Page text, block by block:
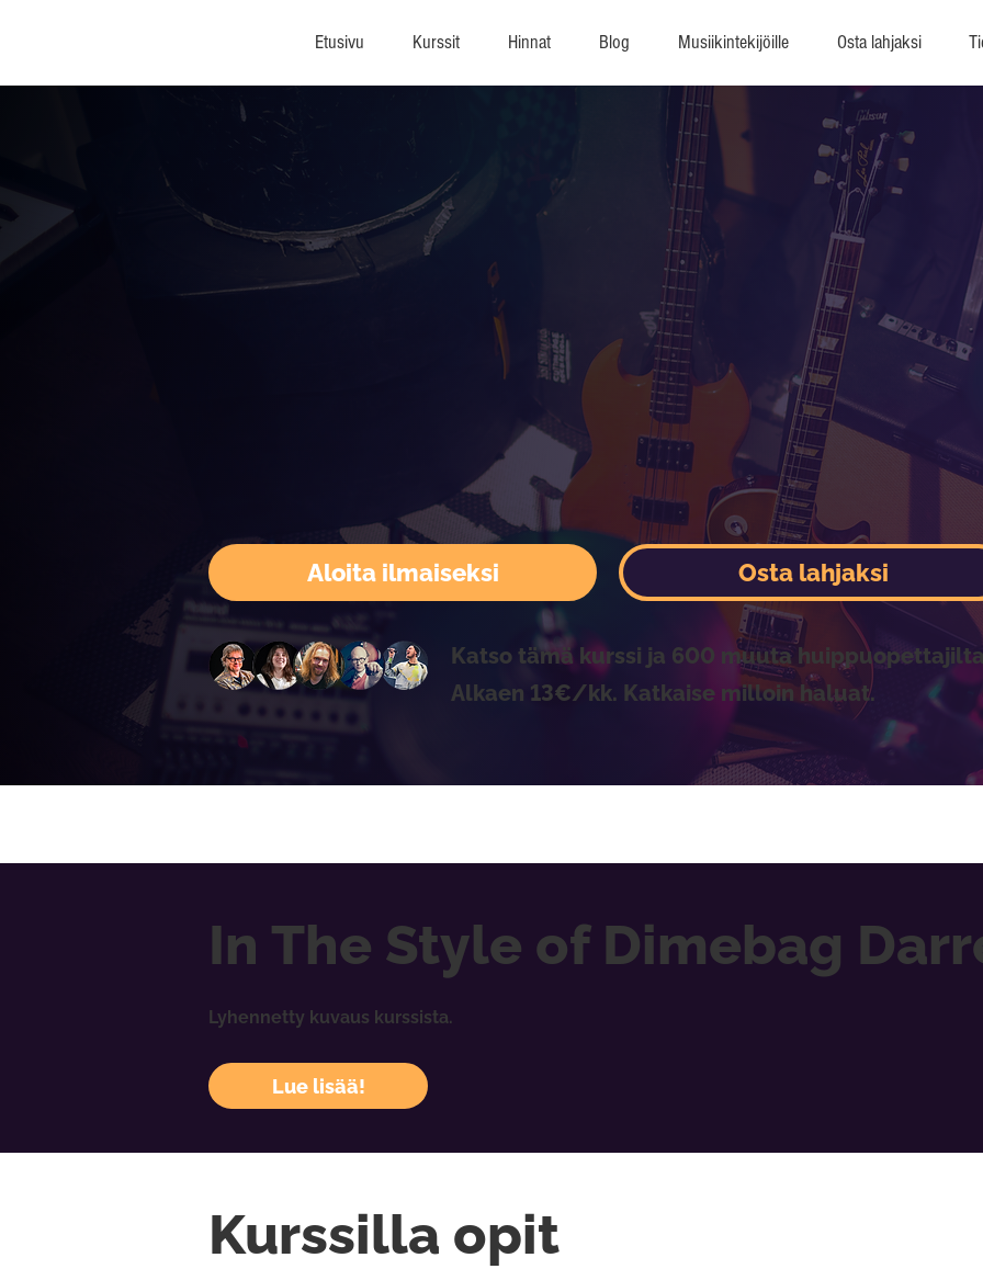
Etusivu Kurssit Hinnat Blog Musiikintekijöille Osta lahjaksi
Aloita ilmaiseksi
Katso tämä kurssi ja 600 muuta
Alkaen 13€/kk. Katkaise milloin haluat.
Osta lahjaksi
In The Style of Dimebag
Lyhennetty kuvaus kurssista.
Lue lisää!
Kurssilla opit